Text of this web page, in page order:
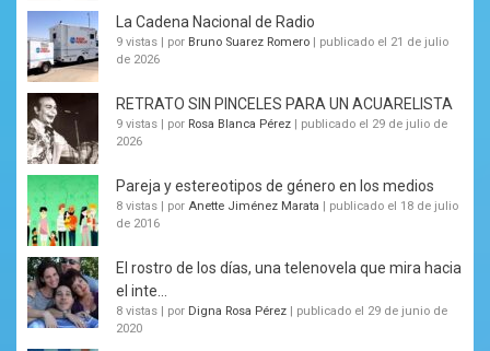
La Cadena Nacional de Radio
9 vistas | por Bruno Suarez Romero | publicado el 21 de julio
de 2026
RETRATO SIN PINCELES PARA UN ACUARELISTA
9 vistas | por Rosa Blanca Pérez | publicado el 29 de julio de
2026
Pareja y estereotipos de género en los medios
8 vistas | por Anette Jiménez Marata | publicado el 18 de julio
de 2016
El rostro de los días, una telenovela que mira hacia
el inte...
8 vistas | por Digna Rosa Pérez | publicado el 29 de junio de
2020